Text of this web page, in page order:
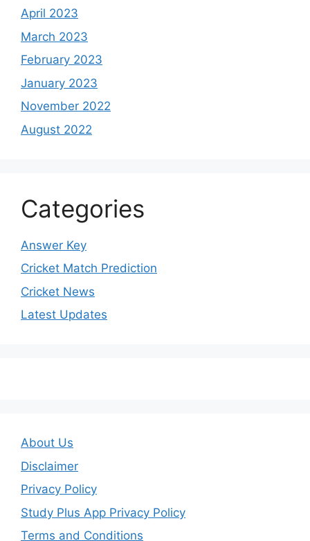
April 2023
March 2023
February 2023
January 2023
November 2022
August 2022
Categories
Answer Key
Cricket Match Prediction
Cricket News
Latest Updates
About Us
Disclaimer
Privacy Policy
Study Plus App Privacy Policy
Terms and Conditions